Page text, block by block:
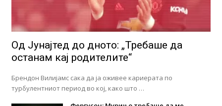
Од Јунајтед до дното: „Требаше да
останам кај родителите“
Брендон Вилијамс сака да ја оживее кариерата по
турбулентниот период во кој, како што …